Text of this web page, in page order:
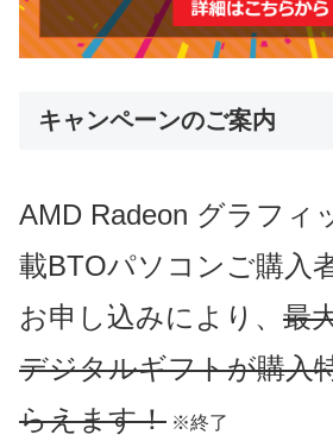
キャンペーンのご案内
AMD Radeon グラフィ
載BTOパソコンご購入
お申し込みにより、 最
デジタルギフトが購入
らえます！ ※終了